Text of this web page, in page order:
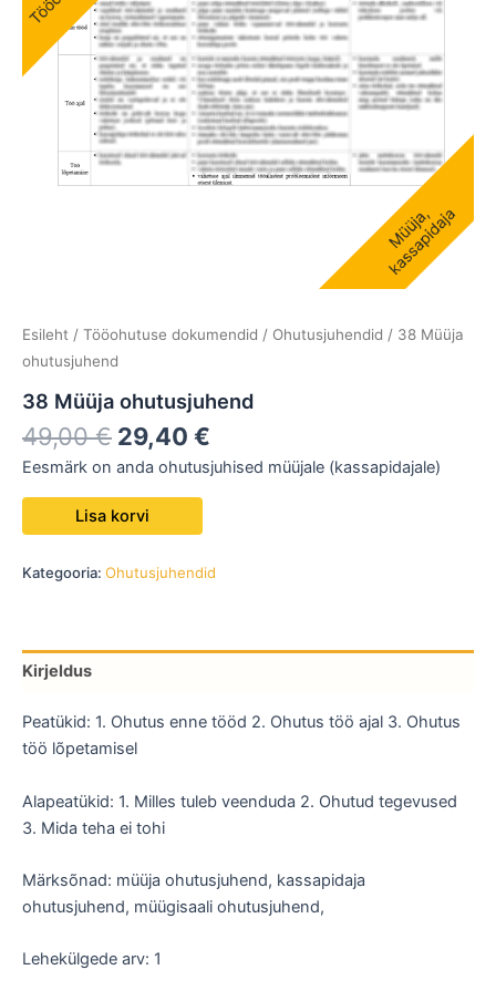
Esileht / Tööohutuse dokumendid / Ohutusjuhendid / 38 Müüja
ohutusjuhend
38 Müüja ohutusjuhend
49,00€ 29,40 €
Eesmärk on anda ohutusjuhised müüjale (kassapidajale)
Lisa korvi
Kategooria: Ohutusjuhendid
Kirjeldus
Peatükid: 1. Ohutus enne tööd 2. Ohutus töö ajal 3. Ohutus
töö lõpetamisel
Alapeatükid: 1. Milles tuleb veenduda 2. Ohutud tegevused
3. Mida teha ei tohi
Märksõnad: müüja ohutusjuhend, kassapidaja
ohutusjuhend, müügisaali ohutusjuhend,
Lehekülgede arv: 1